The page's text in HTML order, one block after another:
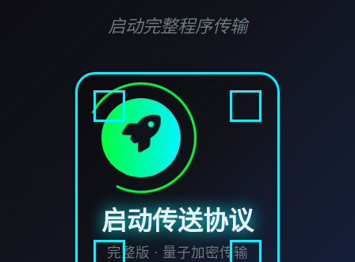
启动完整程序传输
启动传送协议
完整版 · 量子加密传输